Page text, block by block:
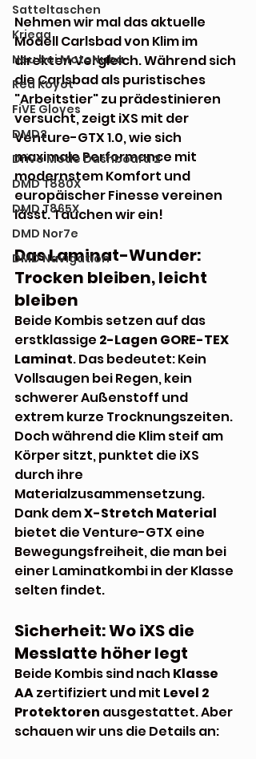
Satteltaschen
Kriega
Neu bei MotoNuba
Red Koyot
FiVE Gloves
DMD2
Drive Mode Dashboard 2
DMD T880X
DMD T865X
DMD Nor7e
DMD Navigation
Nehmen wir mal das aktuelle
Modell Carlsbad von Klim im
direkten Vergleich. Während sich
die Carlsbad als puristisches
"Arbeitstier" zu prädestinieren
versucht, zeigt iXS mit der
Venture-GTX 1.0, wie sich
maximale Performance mit
modernstem Komfort und
europäischer Finesse vereinen
lässt. Tauchen wir ein!
Das Laminat-Wunder:
Trocken bleiben, leicht
bleiben
Beide Kombis setzen auf das
erstklassige 2-Lagen GORE-TEX
Laminat. Das bedeutet: Kein
Vollsaugen bei Regen, kein
schwerer Außenstoff und
extrem kurze Trocknungszeiten.
Doch während die Klim steif am
Körper sitzt, punktet die iXS
durch ihre
Materialzusammensetzung.
Dank dem X-Stretch Material
bietet die Venture-GTX eine
Bewegungsfreiheit, die man bei
einer Laminatkombi in der Klasse
selten findet.
Sicherheit: Wo iXS die
Messlatte höher legt
Beide Kombis sind nach Klasse
AA zertifiziert und mit Level 2
Protektoren ausgestattet. Aber
schauen wir uns die Details an: